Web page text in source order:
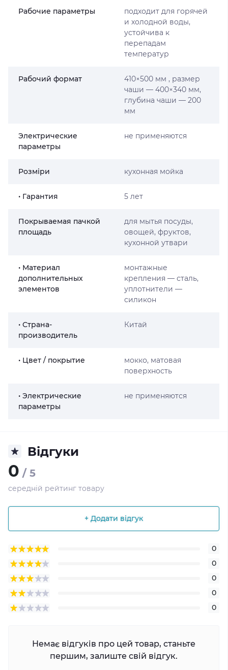
Рабочие параметры
подходит для горячей
и холодной воды,
устойчива к
перепадам
температур
Рабочий формат
410×500 мм , размер
чаши — 400×340 мм,
глубина чаши — 200
мм
Электрические
параметры
не применяются
Розміри кухонная мойка
• Гарантия 5 лет
Покрываемая пачкой
площадь
для мытья посуды,
овощей, фруктов,
кухонной утвари
• Материал
дополнительных
элементов
монтажные
крепления — сталь,
уплотнители —
силикон
• Страна-
производитель
Китай
• Цвет / покрытие
мокко, матовая
поверхность
• Электрические
параметры
не применяются
Відгуки
0 / 5
середній рейтинг товару
+ Додати відгук
0
0
0
0
0
Немає відгуків про цей товар, станьте
першим, залиште свій відгук.